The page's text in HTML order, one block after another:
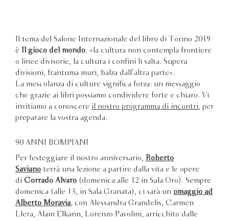
Il tema del Salone Internazionale del libro di Torino 2019
è
Il gioco del mondo: «la cultura non contempla frontiere
o linee divisorie, la cultura i confini li salta. Supera
divisioni, frantuma muri, balza dall’altra parte».
La mescolanza di culture significa forza: un messaggio
che grazie ai libri possiamo condividere forte e chiaro. Vi
invitiamo a conoscere il nostro programma di incontri , per
preparare la vostra agenda.
90 ANNI BOMPIANI
Per festeggiare il nostro anniversario,
Roberto
Saviano terrà una lezione a partire dalla vita e le opere
di Corrado Alvaro (domenica alle 12 in Sala Oro). Sempre
domenica (alle 13, in Sala Granata), ci sarà un omaggio ad
Alberto Moravia , con Alessandra Grandelis, Carmen
Llera, Alain Elkann, Lorenzo Pavolini, arricchito dalle